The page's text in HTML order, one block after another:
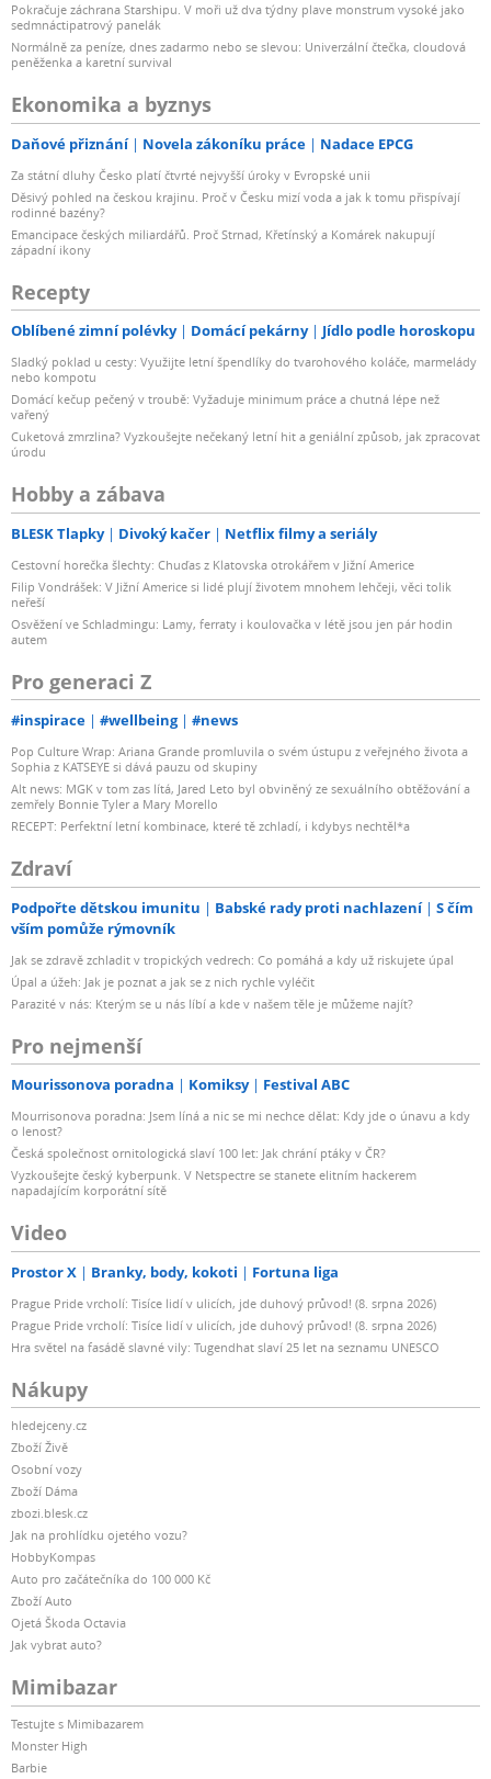
Pokračuje záchrana Starshipu. V moři už dva týdny plave monstrum vysoké jako
sedmnáctipatrový panelák
Normálně za peníze, dnes zadarmo nebo se slevou: Univerzální čtečka, cloudová
peněženka a karetní survival
Ekonomika a byznys
Daňové přiznání Novela zákoníku práce Nadace EPCG
Za státní dluhy Česko platí čtvrté nejvyšší úroky v Evropské unii
Děsivý pohled na českou krajinu. Proč v Česku mizí voda a jak k tomu přispívají
rodinné bazény?
Emancipace českých miliardářů. Proč Strnad, Křetínský a Komárek nakupují
západní ikony
Recepty
Oblíbené zimní polévky Domácí pekárny Jídlo podle horoskopu
Sladký poklad u cesty: Využijte letní špendlíky do tvarohového koláče, marmelády
nebo kompotu
Domácí kečup pečený v troubě: Vyžaduje minimum práce a chutná lépe než
vařený
Cuketová zmrzlina? Vyzkoušejte nečekaný letní hit a geniální způsob, jak zpracovat
úrodu
Hobby a zábava
BLESK Tlapky Divoký kačer Netflix filmy a seriály
Cestovní horečka šlechty: Chuďas z Klatovska otrokářem v Jižní Americe
Filip Vondrášek: V Jižní Americe si lidé plují životem mnohem lehčeji, věci tolik
neřeší
Osvěžení ve Schladmingu: Lamy, ferraty i koulovačka v létě jsou jen pár hodin
autem
Pro generaci Z
#inspirace #wellbeing #news
Pop Culture Wrap: Ariana Grande promluvila o svém ústupu z veřejného života a
Sophia z KATSEYE si dává pauzu od skupiny
Alt news: MGK v tom zas lítá, Jared Leto byl obviněný ze sexuálního obtěžování a
zemřely Bonnie Tyler a Mary Morello
RECEPT: Perfektní letní kombinace, které tě zchladí, i kdybys nechtěl*a
Zdraví
Podpořte dětskou imunitu Babské rady proti nachlazení
S čím
vším pomůže rýmovník
Jak se zdravě zchladit v tropických vedrech: Co pomáhá a kdy už riskujete úpal
Úpal a úžeh: Jak je poznat a jak se z nich rychle vyléčit
Parazité v nás: Kterým se u nás líbí a kde v našem těle je můžeme najít?
Pro nejmenší
Mourissonova poradna Komiksy Festival ABC
Mourrisonova poradna: Jsem líná a nic se mi nechce dělat: Kdy jde o únavu a kdy
o lenost?
Česká společnost ornitologická slaví 100 let: Jak chrání ptáky v ČR?
Vyzkoušejte český kyberpunk. V Netspectre se stanete elitním hackerem
napadajícím korporátní sítě
Video
Prostor X Branky, body, kokoti Fortuna liga
Prague Pride vrcholí: Tisíce lidí v ulicích, jde duhový průvod! (8. srpna 2026)
Prague Pride vrcholí: Tisíce lidí v ulicích, jde duhový průvod! (8. srpna 2026)
Hra světel na fasádě slavné vily: Tugendhat slaví 25 let na seznamu UNESCO
Nákupy
hledejceny.cz
Zboží Živě
Osobní vozy
Zboží Dáma
zbozi.blesk.cz
Jak na prohlídku ojetého vozu?
HobbyKompas
Auto pro začátečníka do 100 000 Kč
Zboží Auto
Ojetá Škoda Octavia
Jak vybrat auto?
Mimibazar
Testujte s Mimibazarem
Monster High
Barbie